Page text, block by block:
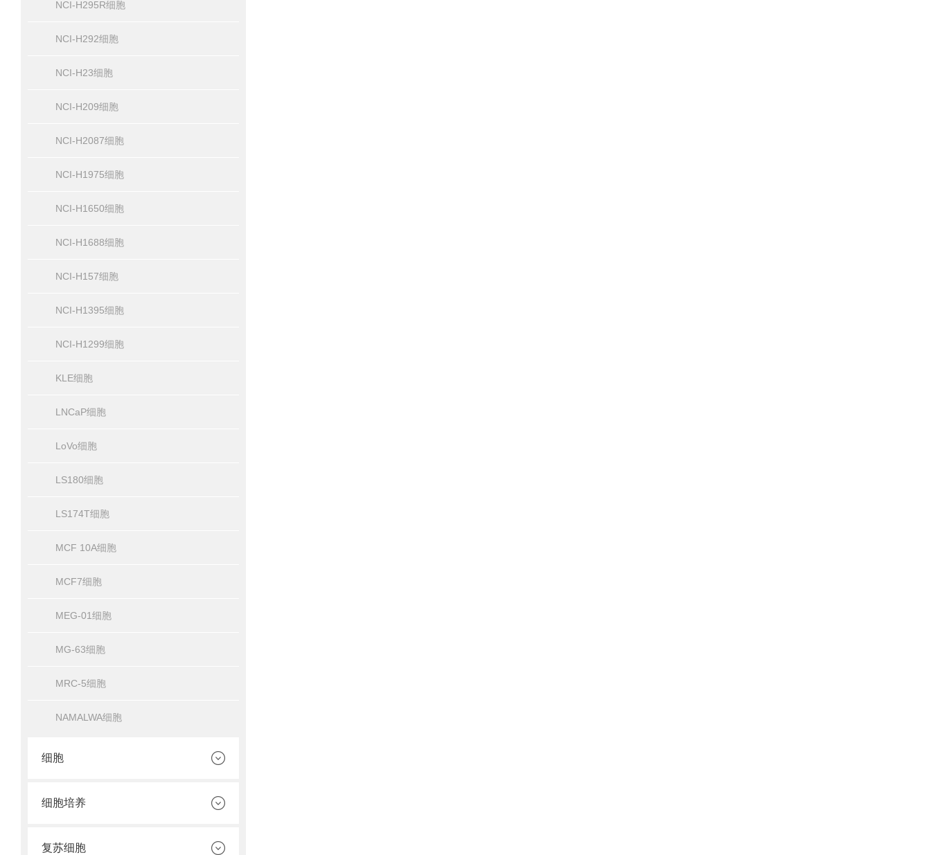
NCI-H295R细胞
NCI-H292细胞
NCI-H23细胞
NCI-H209细胞
NCI-H2087细胞
NCI-H1975细胞
NCI-H1650细胞
NCI-H1688细胞
NCI-H157细胞
NCI-H1395细胞
NCI-H1299细胞
KLE细胞
LNCaP细胞
LoVo细胞
LS180细胞
LS174T细胞
MCF 10A细胞
MCF7细胞
MEG-01细胞
MG-63细胞
MRC-5细胞
NAMALWA细胞
细胞
细胞培养
复苏细胞